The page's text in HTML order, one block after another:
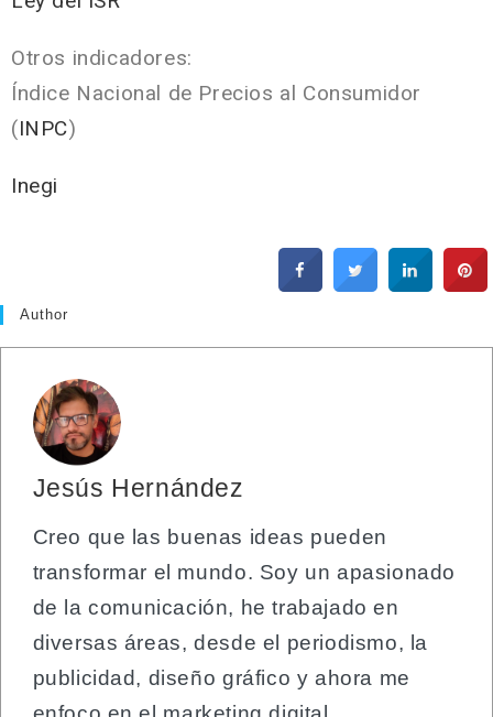
Otros indicadores:
Índice Nacional de Precios al Consumidor
(INPC)
Inegi
Author
Jesús Hernández
Creo que las buenas ideas pueden
transformar el mundo. Soy un apasionado
de la comunicación, he trabajado en
diversas áreas, desde el periodismo, la
publicidad, diseño gráfico y ahora me